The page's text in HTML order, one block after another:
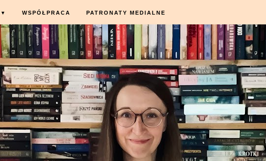
▼ WSPÓŁPRACA PATRONATY MEDIALNE